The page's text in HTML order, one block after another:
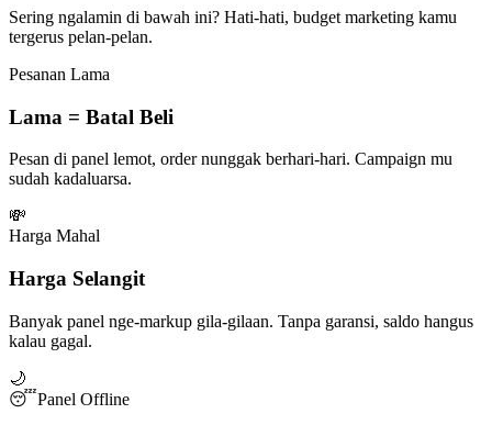
Sering ngalamin di bawah ini? Hati-hati, budget marketing kamu
tergerus pelan-pelan.
Pesanan Lama
Lama = Batal Beli
Pesan di panel lemot, order nunggak berhari-hari. Campaign mu
sudah kadaluarsa.
💸
Harga Mahal
Harga Selangit
Banyak panel nge-markup gila-gilaan. Tanpa garansi, saldo hangus
kalau gagal.
🌙
😴Panel Offline